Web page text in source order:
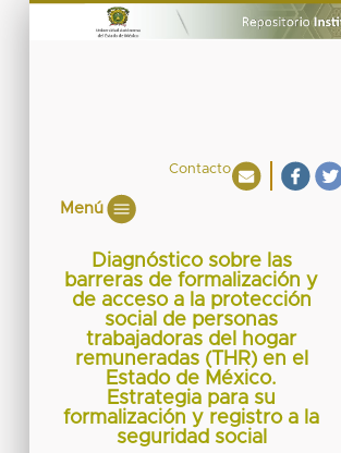
Contacto
Menú
Diagnóstico sobre las
barreras de formalización y
de acceso a la protección
social de personas
trabajadoras del hogar
remuneradas (THR) en el
Estado de México.
Estrategia para su
formalización y registro a la
seguridad social